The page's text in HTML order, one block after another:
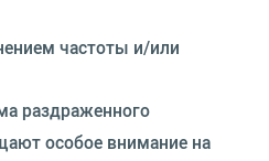
частоты и/или
раздраженного
особое внимание на